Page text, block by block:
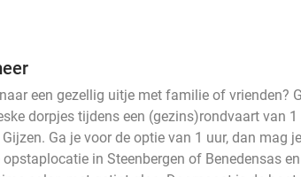
een gezellig uitje met familie of vrienden?
dorpjes tijdens een (gezins)rondvaart van
Ga je voor de optie van 1 uur, dan mag
in Steenbergen of Benedensas